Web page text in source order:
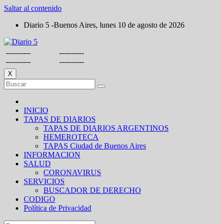
Saltar al contenido
Diario 5 -Buenos Aires, lunes 10 de agosto de 2026
----------
----------
----------
----------
X
INICIO
TAPAS DE DIARIOS
TAPAS DE DIARIOS ARGENTINOS
HEMEROTECA
TAPAS Ciudad de Buenos Aires
INFORMACION
SALUD
CORONAVIRUS
SERVICIOS
BUSCADOR DE DERECHO
CODIGO
Política de Privacidad